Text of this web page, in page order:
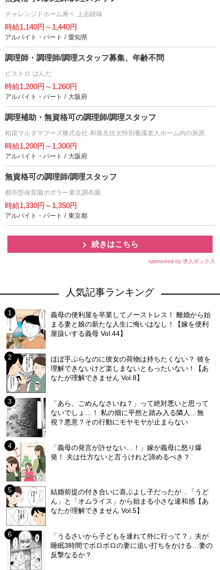
チャレンジドホーム寿々 上志段味
時給1,140円～1,440円
アルバイト・パート / 愛知県
調理師・調理師/調理スタッフ募集、年齢不問
ビストロ はんだ
時給1,200円～1,260円
アルバイト・パート / 大阪府
調理補助・無資格可の調理師/調理スタッフ
柏原マルタマフーズ株式会社 和泉北信太特別養護老人ホーム内の厨房
時給1,200円～1,300円
アルバイト・パート / 大阪府
無資格可の調理師/調理スタッフ
都市型保育園ポポラー東京調布園
時給1,330円～1,350円
アルバイト・パート / 東京都
続きはこちら
sponsored by 求人ボックス
人気記事ランキング
義母の便利屋を卒業してノーストレス！ 離婚から始
まる妻と娘の新たな人生に悔いはなし！【嫁を便利
屋扱いする義母 Vol.44】
ほぼ手ぶらなのに彼女の荷物は持ちたくない？ 彼を
理解できないけど楽しまないともったいない！【あ
なたが理解できません Vol.8】
「あら、ごめんなさいね？」って絶対悪いと思って
ないでしょ…！ 私の畑に平然と踏み入る隣人…無
視？悪意？その行動にモヤモヤが止まらない
「義母の発言が許せない…！」嫁が義母に怒り爆
発！ 夫は仕方ないと言うけれど諦めるべき？
結婚前提の付き合いに喜ぶよし子だったが…「うど
ん」と「オムライス」から始まる小さな違和感【あ
なたが理解できません Vol.5】
「うるさいから子どもを連れて外に行って？」夫が
睡眠3時間でボロボロの妻に追い打ちをかける…妻の
反撃なるか？